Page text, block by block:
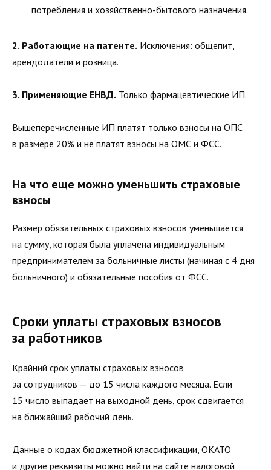
потребления и хозяйственно-бытового назначения.
2. Работающие на патенте. Исключения: общепит,
арендодатели и розница.
3. Применяющие ЕНВД. Только фармацевтические ИП.
Вышеперечисленные ИП платят только взносы на ОПС
в размере 20% и не платят взносы на ОМС и ФСС.
На что еще можно уменьшить страховые
взносы
Размер обязательных страховых взносов уменьшается
на сумму, которая была уплачена индивидуальным
предпринимателем за больничные листы (начиная с 4 дня
больничного) и обязательные пособия от ФСС.
Сроки уплаты страховых взносов
за работников
Крайний срок уплаты страховых взносов
за сотрудников — до 15 числа каждого месяца. Если
15 число выпадает на выходной день, срок сдвигается
на ближайший рабочий день.
Данные о кодах бюджетной классификации, ОКАТО
и другие реквизиты можно найти на сайте налоговой